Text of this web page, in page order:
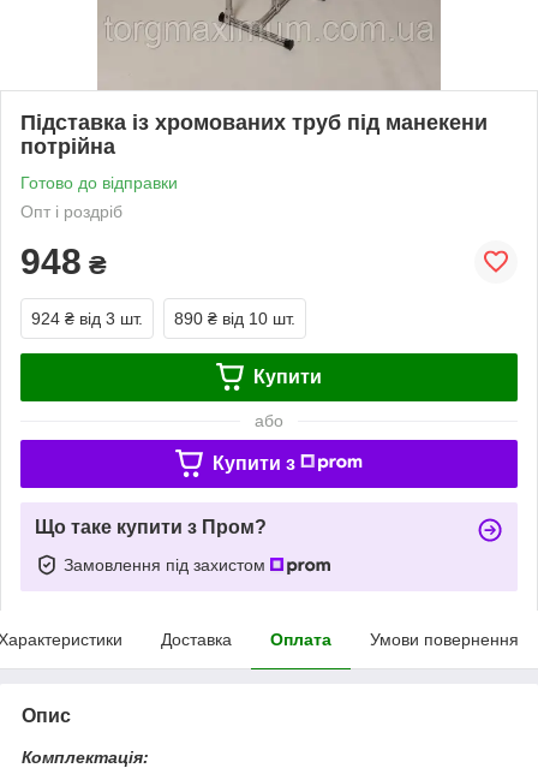
Підставка із хромованих труб під манекени
потрійна
Готово до відправки
Опт і роздріб
948 ₴
924 ₴ від 3 шт. 890 ₴ від 10 шт.
Купити
або
Купити з
Що таке купити з Пром?
Замовлення під захистом
Доставка Оплата Умови повернення
Опис
Комплектація: